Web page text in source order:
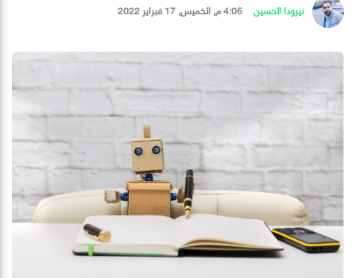
نيرودا الحسين 4:05 م, الخميس, 17 فبراير 2022